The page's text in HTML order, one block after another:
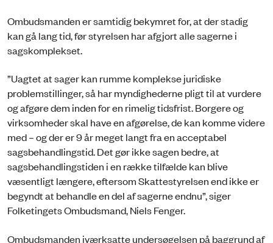
Ombudsmanden er samtidig bekymret for, at der stadig
kan gå lang tid, før styrelsen har afgjort alle sagerne i
sagskomplekset.
”Uagtet at sager kan rumme komplekse juridiske
problemstillinger, så har myndighederne pligt til at vurdere
og afgøre dem inden for en rimelig tidsfrist. Borgere og
virksomheder skal have en afgørelse, de kan komme videre
med – og der er 9 år meget langt fra en acceptabel
sagsbehandlingstid. Det gør ikke sagen bedre, at
sagsbehandlingstiden i en række tilfælde kan blive
væsentligt længere, eftersom Skattestyrelsen end ikke er
begyndt at behandle en del af sagerne endnu”, siger
Folketingets Ombudsmand, Niels Fenger.
Ombudsmanden iværksatte undersøgelsen på baggrund af